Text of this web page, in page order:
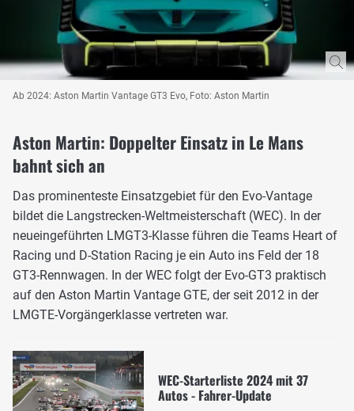
Ab 2024: Aston Martin Vantage GT3 Evo, Foto: Aston Martin
Aston Martin: Doppelter Einsatz in Le Mans
bahnt sich an
Das prominenteste Einsatzgebiet für den Evo-Vantage
bildet die Langstrecken-Weltmeisterschaft (WEC). In der
neueingeführten LMGT3-Klasse führen die Teams Heart of
Racing und D-Station Racing je ein Auto ins Feld der 18
GT3-Rennwagen. In der WEC folgt der Evo-GT3 praktisch
auf den Aston Martin Vantage GTE, der seit 2012 in der
LMGTE-Vorgängerklasse vertreten war.
WEC-Starterliste 2024 mit 37
Autos - Fahrer-Update